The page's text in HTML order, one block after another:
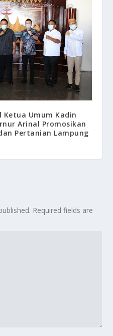
Umum Kadin
Arinal Promosikan
Pertanian Lampung
Required fields are